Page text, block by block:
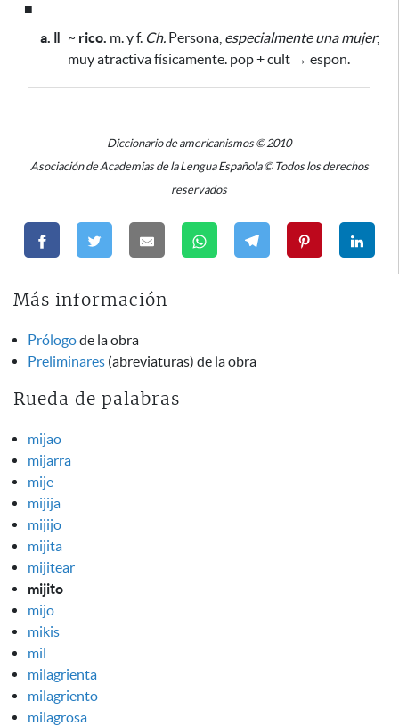
■
a. ǁ ~ rico. m. y f. Ch. Persona, especialmente una mujer,
muy atractiva físicamente. pop + cult → espon.
Diccionario de americanismos © 2010
Asociación de Academias de la Lengua Española © Todos los derechos
reservados
Más información
Prólogode la obra
Preliminares (abreviaturas) de la obra
Rueda de palabras
mijao
mijarra
mije
mijija
mijijo
mijita
mijitear
mijito
mijo
mikis
mil
milagrienta
milagriento
milagrosa